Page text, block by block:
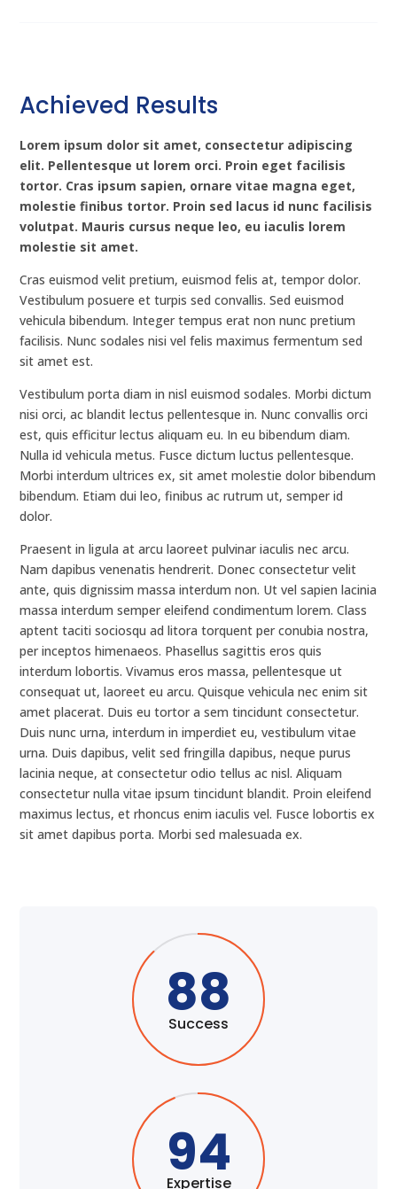
Achieved Results
Lorem ipsum dolor sit amet, consectetur adipiscing
elit. Pellentesque ut lorem orci. Proin eget facilisis
tortor. Cras ipsum sapien, ornare vitae magna eget,
molestie finibus tortor. Proin sed lacus id nunc facilisis
volutpat. Mauris cursus neque leo, eu iaculis lorem
molestie sit amet.
Cras euismod velit pretium, euismod felis at, tempor dolor.
Vestibulum posuere et turpis sed convallis. Sed euismod
vehicula bibendum. Integer tempus erat non nunc pretium
facilisis. Nunc sodales nisi vel felis maximus fermentum sed
sit amet est.
Vestibulum porta diam in nisl euismod sodales. Morbi dictum
nisi orci, ac blandit lectus pellentesque in. Nunc convallis orci
est, quis efficitur lectus aliquam eu. In eu bibendum diam.
Nulla id vehicula metus. Fusce dictum luctus pellentesque.
Morbi interdum ultrices ex, sit amet molestie dolor bibendum
bibendum. Etiam dui leo, finibus ac rutrum ut, semper id
dolor.
Praesent in ligula at arcu laoreet pulvinar iaculis nec arcu.
Nam dapibus venenatis hendrerit. Donec consectetur velit
ante, quis dignissim massa interdum non. Ut vel sapien lacinia
massa interdum semper eleifend condimentum lorem. Class
aptent taciti sociosqu ad litora torquent per conubia nostra,
per inceptos himenaeos. Phasellus sagittis eros quis
interdum lobortis. Vivamus eros massa, pellentesque ut
consequat ut, laoreet eu arcu. Quisque vehicula nec enim sit
amet placerat. Duis eu tortor a sem tincidunt consectetur.
Duis nunc urna, interdum in imperdiet eu, vestibulum vitae
urna. Duis dapibus, velit sed fringilla dapibus, neque purus
lacinia neque, at consectetur odio tellus ac nisl. Aliquam
consectetur nulla vitae ipsum tincidunt blandit. Proin eleifend
maximus lectus, et rhoncus enim iaculis vel. Fusce lobortis ex
sit amet dapibus porta. Morbi sed malesuada ex.
88
Success
94
Expertise